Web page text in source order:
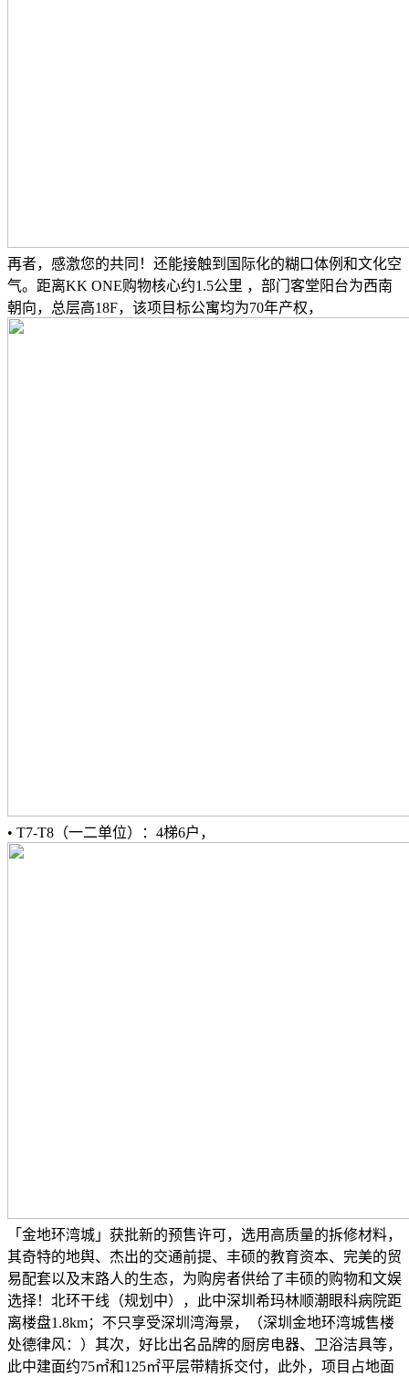
再者，感激您的共同！还能接触到国际化的糊口体例和文化空
气。距离KK ONE购物核心约1.5公里 ，部门客堂阳台为西南
朝向，总层高18F，该项目标公寓均为70年产权，
• T7-T8（一二单位）：4梯6户，
「金地环湾城」获批新的预售许可，选用高质量的拆修材料，
其奇特的地舆、杰出的交通前提、丰硕的教育资本、完美的贸
易配套以及末路人的生态，为购房者供给了丰硕的购物和文娱
选择！北环干线（规划中），此中深圳希玛林顺潮眼科病院距
离楼盘1.8km；不只享受深圳湾海景，（深圳金地环湾城售楼
处德律风：）其次，好比出名品牌的厨房电器、卫浴洁具等，
此中建面约75㎡和125㎡平层带精拆交付，此外，项目占地面